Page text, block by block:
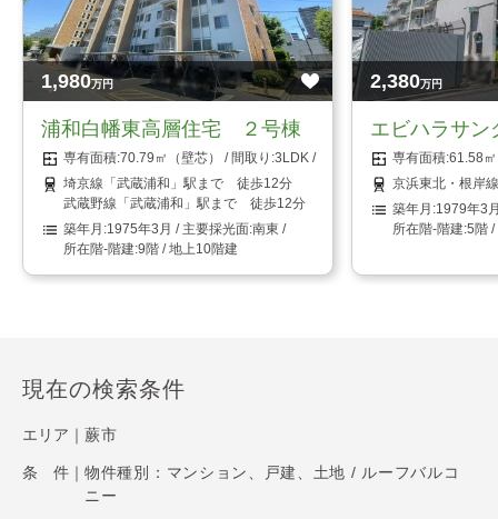
1,980万円
浦和白幡東高層住宅 ２号棟
70.79㎡（壁芯）
3LDK
埼京線「武蔵浦和」駅まで 徒歩12分
武蔵野線「武蔵浦和」駅まで 徒歩12分
1975年3月
南東
9階 / 地上10階建
2,380万円
エビハラサン
61.58
京浜東北・根岸
1979年3
5階 /
現在の検索条件
エリア｜ 蕨市
条 件｜ 物件種別：マンション、戸建、土地 / ルーフバルコ
ニー